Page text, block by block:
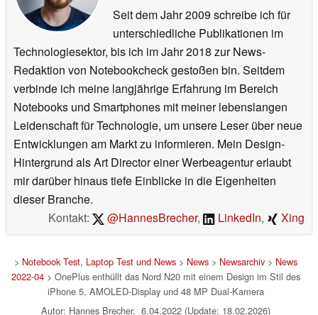
Seit dem Jahr 2009 schreibe ich für
unterschiedliche Publikationen im
Technologiesektor, bis ich im Jahr 2018 zur News-
Redaktion von Notebookcheck gestoßen bin. Seitdem
verbinde ich meine langjährige Erfahrung im Bereich
Notebooks und Smartphones mit meiner lebenslangen
Leidenschaft für Technologie, um unsere Leser über neue
Entwicklungen am Markt zu informieren. Mein Design-
Hintergrund als Art Director einer Werbeagentur erlaubt
mir darüber hinaus tiefe Einblicke in die Eigenheiten
dieser Branche.
Kontakt:
@HannesBrecher, LinkedIn, Xing
> Notebook Test, Laptop Test und News> News> Newsarchiv> News
2022-04> OnePlus enthüllt das Nord N20 mit einem Design im Stil des
iPhone 5, AMOLED-Display und 48 MP Dual-Kamera
Autor: Hannes Brecher, 6.04.2022 (Update: 18.02.2026)